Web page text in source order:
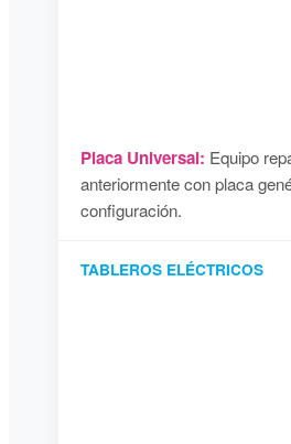
Placa Universal: Equipo
anteriormente con placa
configuración.
TABLEROS ELÉCTRICOS